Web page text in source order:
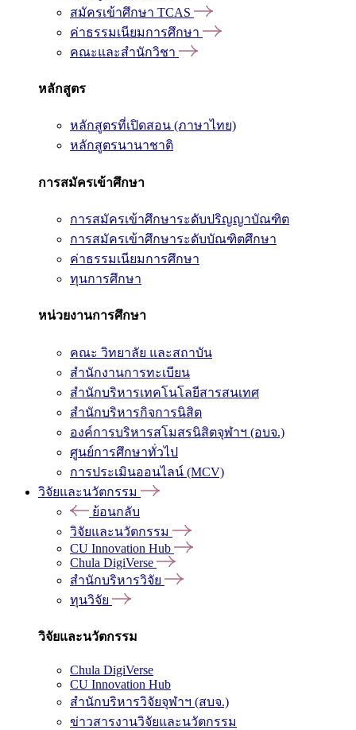
สมัครเข้าศึกษา TCAS
ค่าธรรมเนียมการศึกษา
คณะและสำนักวิชา
หลักสูตร
หลักสูตรที่เปิดสอน (ภาษาไทย)
หลักสูตรนานาชาติ
การสมัครเข้าศึกษา
การสมัครเข้าศึกษาระดับปริญญาบัณฑิต
การสมัครเข้าศึกษาระดับบัณฑิตศึกษา
ค่าธรรมเนียมการศึกษา
ทุนการศึกษา
หน่วยงานการศึกษา
คณะ วิทยาลัย และสถาบัน
สำนักงานการทะเบียน
สำนักบริหารเทคโนโลยีสารสนเทศ
สำนักบริหารกิจการนิสิต
องค์การบริหารสโมสรนิสิตจุฬาฯ (อบจ.)
ศูนย์การศึกษาทั่วไป
การประเมินออนไลน์ (MCV)
วิจัยและนวัตกรรม
ย้อนกลับ
วิจัยและนวัตกรรม
CU Innovation Hub
Chula DigiVerse
สำนักบริหารวิจัย
ทุนวิจัย
วิจัยและนวัตกรรม
Chula DigiVerse
CU Innovation Hub
สำนักบริหารวิจัยจุฬาฯ (สบจ.)
ข่าวสารงานวิจัยและนวัตกรรม